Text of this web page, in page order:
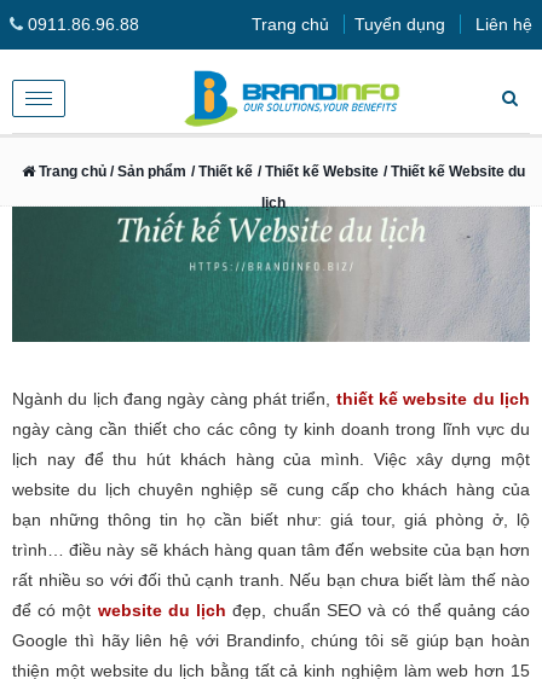
0911.86.96.88 Trang chủ Tuyển dụng Liên hệ
Toggle
navigation
Trang chủ/ Sản phẩm / Thiết kế / Thiết kế Website / Thiết kế Website du
lịch
Ngành du lịch đang ngày càng phát triển, thiết kế website du lịch
ngày càng cần thiết cho các công ty kinh doanh trong lĩnh vực du
lịch nay để thu hút khách hàng của mình. Việc xây dựng một
website du lịch chuyên nghiệp sẽ cung cấp cho khách hàng của
bạn những thông tin họ cần biết như: giá tour, giá phòng ở, lộ
trình… điều này sẽ khách hàng quan tâm đến website của bạn hơn
rất nhiều so với đối thủ cạnh tranh. Nếu bạn chưa biết làm thế nào
để có một website du lịch đẹp, chuẩn SEO và có thể quảng cáo
Google thì hãy liên hệ với Brandinfo, chúng tôi sẽ giúp bạn hoàn
thiện một website du lịch bằng tất cả kinh nghiệm làm web hơn 15